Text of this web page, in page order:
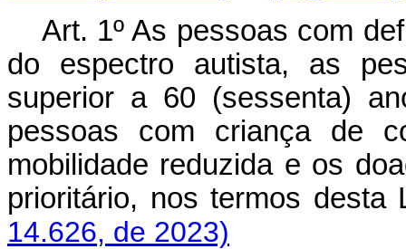
Art. 1º As pessoas com
do espectro autista, as
superior a 60 (sessenta)
pessoas com criança de
mobilidade reduzida e os
prioritário, nos termos
14.626, de 2023)